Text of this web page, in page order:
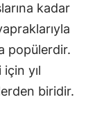
kadar
popülerdir.
yıl
biridir.